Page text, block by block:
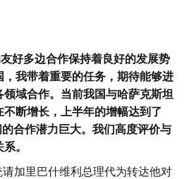
好多边合作保持着良好的发展势
我带着重要的任务，期待能够进
域合作。当前我国与哈萨克斯坦
不断增长，上半年的增幅达到了
合作潜力巨大。我们高度评价与
。
加里巴什维利总理代为转达他对